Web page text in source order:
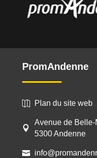
PromAndenne
 Plan du site web

Avenue de Belle-
5300 Andenne
